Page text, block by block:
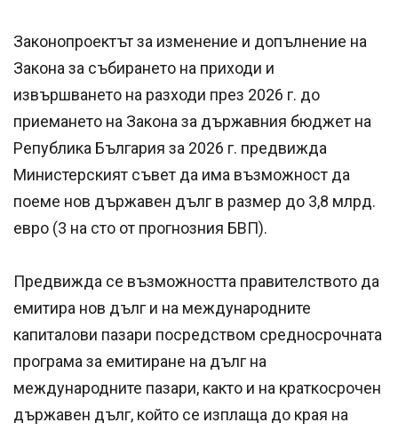
Законопроектът за изменение и допълнение на
Закона за събирането на приходи и
извършването на разходи през 2026 г. до
приемането на Закона за държавния бюджет на
Република България за 2026 г. предвижда
Министерският съвет да има възможност да
поеме нов държавен дълг в размер до 3,8 млрд.
евро (3 на сто от прогнозния БВП).
Предвижда се възможността правителството да
емитира нов дълг и на международните
капиталови пазари посредством средносрочната
програма за емитиране на дълг на
международните пазари, както и на краткосрочен
държавен дълг, който се изплаща до края на